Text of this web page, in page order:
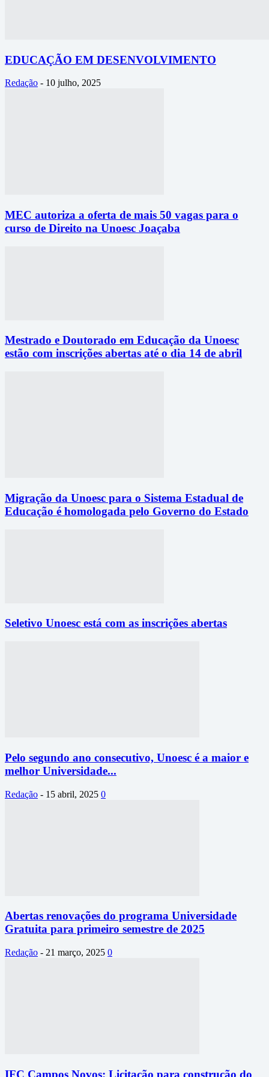
EDUCAÇÃO EM DESENVOLVIMENTO
Redação - 10 julho, 2025
MEC autoriza a oferta de mais 50 vagas para o
curso de Direito na Unoesc Joaçaba
Mestrado e Doutorado em Educação da Unoesc
estão com inscrições abertas até o dia 14 de abril
Migração da Unoesc para o Sistema Estadual de
Educação é homologada pelo Governo do Estado
Seletivo Unoesc está com as inscrições abertas
Pelo segundo ano consecutivo, Unoesc é a maior e
melhor Universidade...
Redação - 15 abril, 2025 0
Abertas renovações do programa Universidade
Gratuita para primeiro semestre de 2025
Redação - 21 março, 2025 0
IFC Campos Novos: Licitação para construção do